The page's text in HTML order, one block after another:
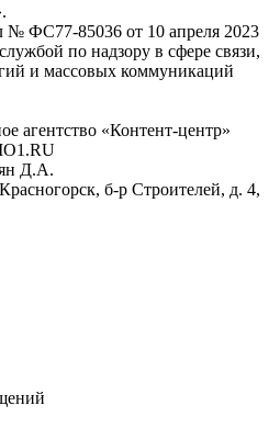
№ ФС77-85036 от 10 апреля 2023
по надзору в сфере связи,
и массовых коммуникаций
«Контент-центр»
Д.А.
б-р Строителей, д. 4,